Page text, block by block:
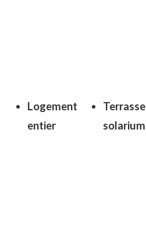
Logement
entier
Terrasse
solarium